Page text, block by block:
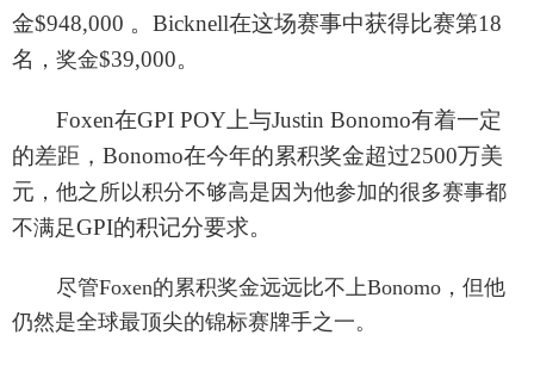
金$948,000 。Bicknell在这场赛事中获得比赛第18
名 ，奖金$39,000。
Foxen在GPI POY上与Justin Bonomo有着一定
的差距，Bonomo在今年的累积奖金超过2500万美
元 ，他之所以积分不够高是因为他参加的很多赛事都
不满足GPI的积记分要求。
尽管Foxen的累积奖金远远比不上Bonomo，但他
仍然是全球最顶尖的锦标赛牌手之一。